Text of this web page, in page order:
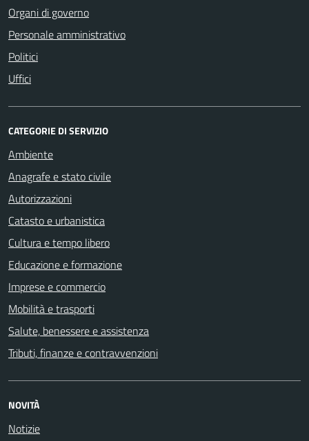
Organi di governo
Personale amministrativo
Politici
Uffici
CATEGORIE DI SERVIZIO
Ambiente
Anagrafe e stato civile
Autorizzazioni
Catasto e urbanistica
Cultura e tempo libero
Educazione e formazione
Imprese e commercio
Mobilità e trasporti
Salute, benessere e assistenza
Tributi, finanze e contravvenzioni
NOVITÀ
Notizie